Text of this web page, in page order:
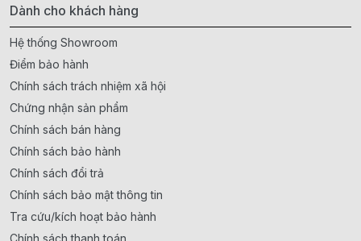
Dành cho khách hàng
Hệ thống Showroom
Điểm bảo hành
Chính sách trách nhiệm xã hội
Chứng nhận sản phẩm
Chính sách bán hàng
Chính sách bảo hành
Chính sách đổi trả
Chính sách bảo mật thông tin
Tra cứu/kích hoạt bảo hành
Chính sách thanh toán